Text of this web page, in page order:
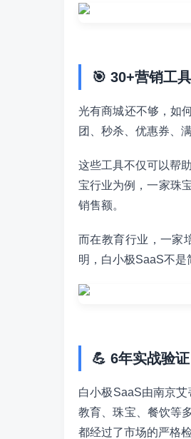
🎯 30+营销工
光有商城还不够，如
团、秒杀、优惠券、
这些工具不仅可以帮
宝行业为例，一家珠
销售额。
而在教育行业，一家
明，白小极SaaS不是
💪 6年实战验
白小极SaaS由南京
教育、珠宝、餐饮等
都经过了市场的严格检